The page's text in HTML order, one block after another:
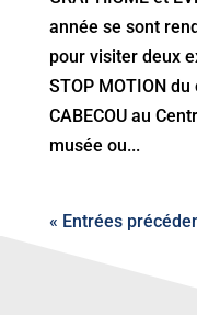
année se sont
pour visiter deux
STOP MOTION
CABECOU au
musée ou...
« Entrées